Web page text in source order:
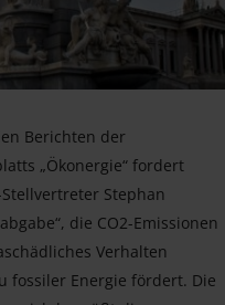
Berichten der
„Ökonergie“ fordert
Stephan
die CO2-Emissionen
Verhalten
fossiler Energie fördert. Die